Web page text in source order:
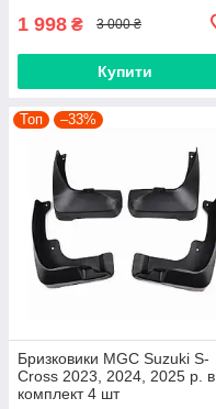
1 998 ₴ 3 000 ₴
Купити
Топ –33%
Бризковики MGC Suzuki S-
Cross 2023, 2024, 2025 р. в.
комплект 4 шт